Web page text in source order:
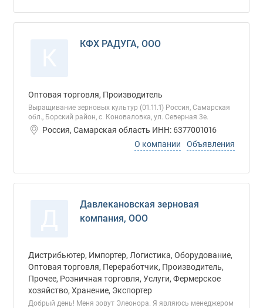
КФХ РАДУГА, ООО
Оптовая торговля, Производитель
Выращивание зерновых культур (01.11.1) Россия, Самарская
обл., Борский район, с. Коноваловка, ул. Северная 3е.
Россия, Самарская область ИНН: 6377001016
О компании
Объявления
Давлекановская зерновая
компания, ООО
Дистрибьютер, Импортер, Логистика, Оборудование,
Оптовая торговля, Переработчик, Производитель,
Прочее, Розничная торговля, Услуги, Фермерское
хозяйство, Хранение, Экспортер
Добрый день! Меня зовут Элеонора. Я являюсь менеджером